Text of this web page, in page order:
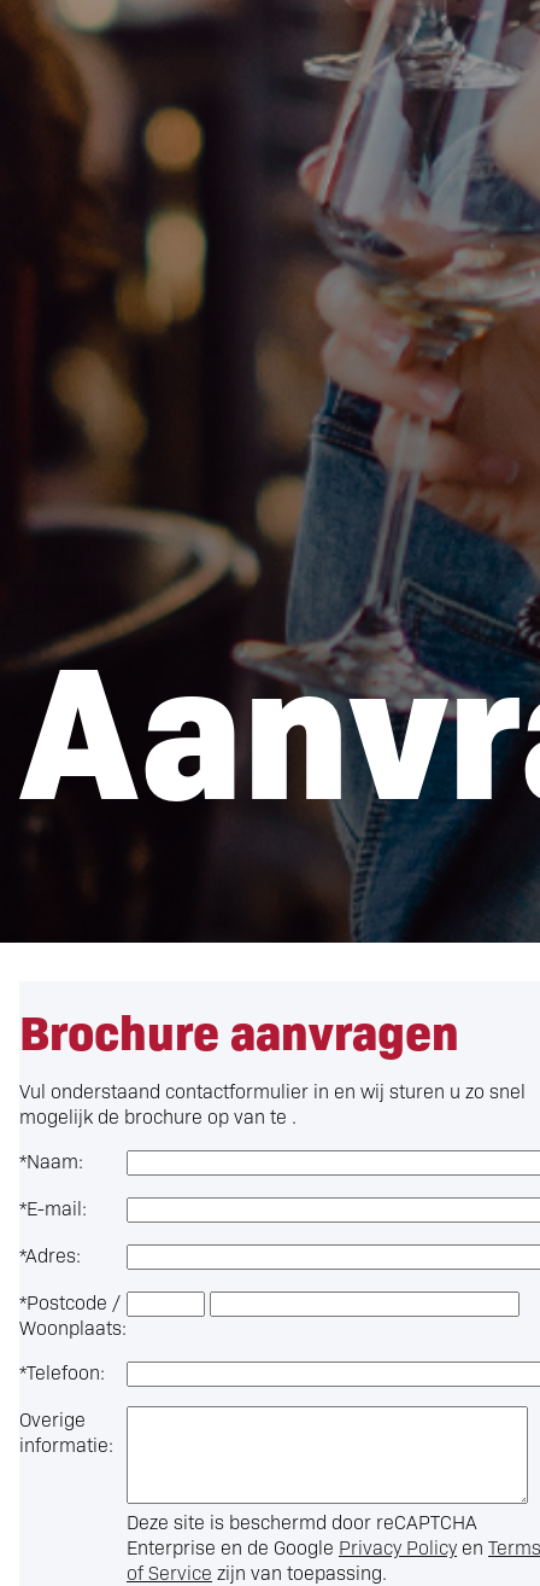
Brochure aanvragen
Vul onderstaand contactformulier in en wij sturen u zo snel
mogelijk de brochure op van te .
*Naam:
*E-mail:
*Adres:
*Postcode /
Woonplaats:
*Telefoon:
Overige
informatie:
Deze site is beschermd door reCAPTCHA
Enterprise en de Google Privacy Policy en Terms
of Service zijn van toepassing.